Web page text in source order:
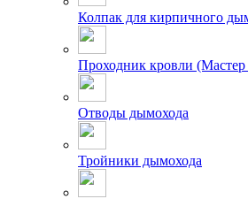
Колпак для кирпичного
Проходник кровли
Отводы дымохода
Тройники дымохода